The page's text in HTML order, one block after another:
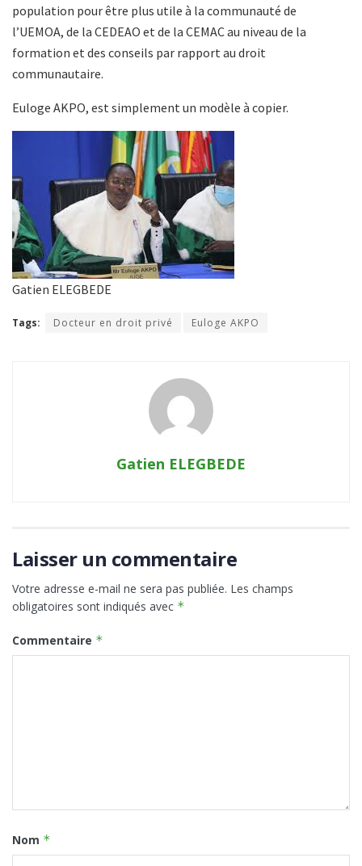
population pour être plus utile à la communauté de
l’UEMOA, de la CEDEAO et de la CEMAC au niveau de la
formation et des conseils par rapport au droit
communautaire.
Euloge AKPO, est simplement un modèle à copier.
Gatien ELEGBEDE
Tags: Docteur en droit privé Euloge AKPO
Gatien ELEGBEDE
Laisser un commentaire
Votre adresse e-mail ne sera pas publiée. Les champs
obligatoires sont indiqués avec *
Commentaire *
Nom *